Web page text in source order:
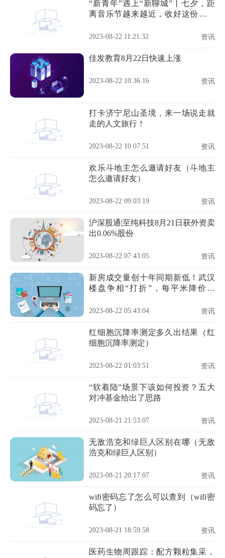
“新青年”遇上“新聊城”丨七夕，距
离音乐节越来越近，收好这份免费
2023-08-22 11:21:32 资讯
佳发教育8月22日快速上涨
2023-08-22 10:36:16 资讯
打卡济宁尼山圣境，来一场说走就
走的人文旅行！
2023-08-22 10:07:51 资讯
欢乐斗地主怎么邀请好友（斗地主
怎么邀请好友）
2023-08-22 09:03:19 资讯
沪深股通|至纯科技8月21日获外资卖
出0.06%股份
2023-08-22 07:43:05 资讯
新房成交量创十年同期新低！武汉
楼盘争相“打折”，每平米降价超
2023-08-22 05:43:04 资讯
红细胞沉降率测定多久出结果（红
细胞沉降率测定）
2023-08-22 01:03:51 资讯
“软着陆”场景下该如何投资？五大
对冲基金给出了思路
2023-08-21 21:53:07 资讯
无敌浩克和绿巨人区别在哪（无敌
浩克和绿巨人区别）
2023-08-21 20:17:07 资讯
wifi密码忘了怎么可以查到（wifi密
码忘了）
2023-08-21 18:59:58 资讯
医药生物周跟踪：配方颗粒集采，